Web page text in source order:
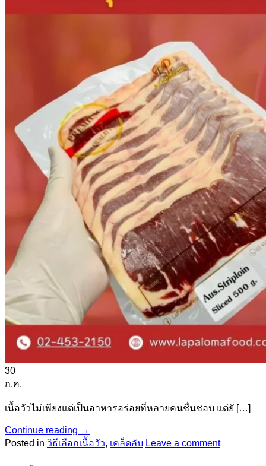
30
ก.ค.
เนื้อวัวไม่เพียงแต่เป็นอาหารอร่อยที่หลายคนชื่นชอบ แต่ยั […]
Continue reading →
Posted in วิธีเลือกเนื้อวัว, เคล็ดลับ Leave a comment